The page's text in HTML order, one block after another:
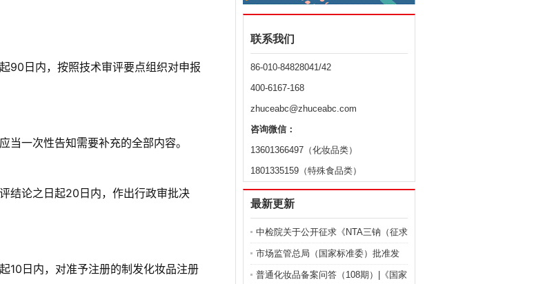
90日内，按照技术审评要点组织对申报
当一次性告知需要补充的全部内容。
结论之日起20日内，作出行政审批决
10日内，对准予注册的制发化妆品注册
联系我们
86-010-84828041/42
400-6167-168
zhuceabc@zhuceabc.com
咨询微信：
13601366497（化妆品类）
1801335159（特殊食品类）
最新更新
中检院关于公开征求《NTA三钠（征求
意见稿）》等9项化妆品标准意见的通
知
市场监管总局（国家标准委）批准发
布化妆品强制性国家标准《化妆品 安
普通化妆品备案问答（108期）|《国家